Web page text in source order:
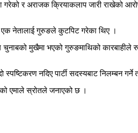
र अराजक क्रियाकलाप जारी राखेको
नेतालाई गुरुङले कुटपिट गरेका थिए ।
मुखैमा भएको गुरुङमाथिको कारबाहीले
स्पष्टिकरण नदिए पार्टी सदस्यबाट निलम्बन
एमाले स्रोतले जनाएको छ ।